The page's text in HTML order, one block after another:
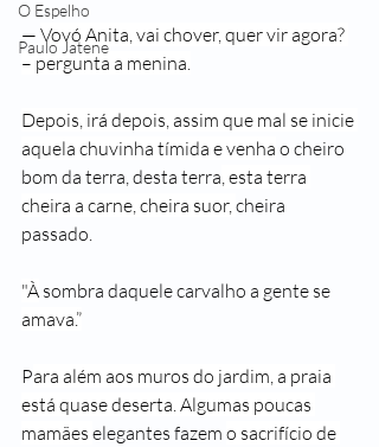
O Espelho
Paulo Jatene
— Vovó Anita, vai chover, quer vir agora?
– pergunta a menina.
Depois, irá depois, assim que mal se inicie
aquela chuvinha tímida e venha o cheiro
bom da terra, desta terra, esta terra
cheira a carne, cheira suor, cheira
passado.
"À sombra daquele carvalho a gente se
amava.”
Para além aos muros do jardim, a praia
está quase deserta. Algumas poucas
mamães elegantes fazem o sacrifício de